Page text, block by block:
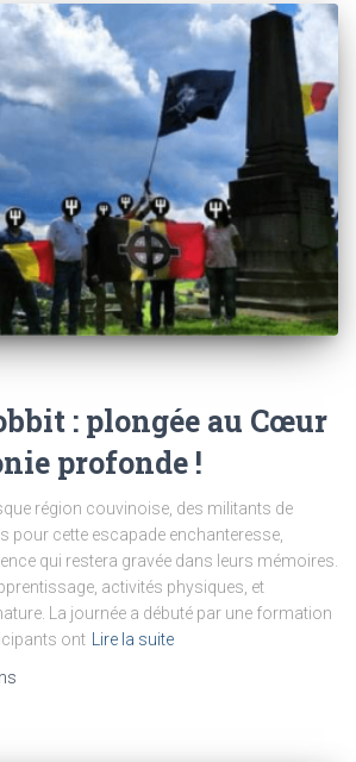
: plongée au Cœur
profonde !
région couvinoise, des militants de
pour cette escapade enchanteresse,
qui restera gravée dans leurs mémoires.
activités physiques, et
La journée a débuté par une formation
ont Lire la suite